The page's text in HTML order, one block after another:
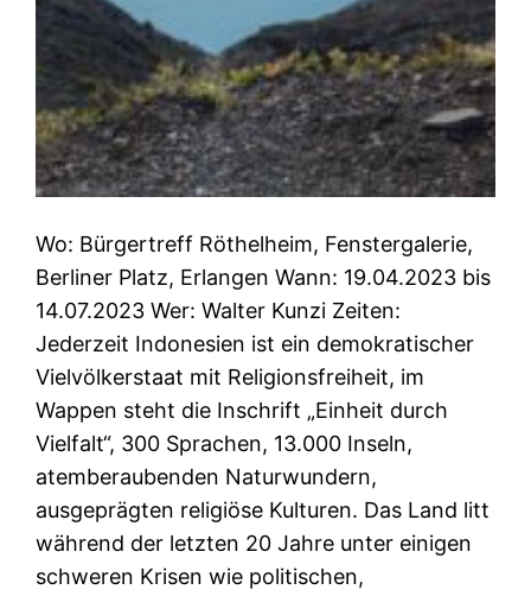
Wo: Bürgertreff Röthelheim, Fenstergalerie,
Berliner Platz, Erlangen Wann: 19.04.2023 bis
14.07.2023 Wer: Walter Kunzi Zeiten:
Jederzeit Indonesien ist ein demokratischer
Vielvölkerstaat mit Religionsfreiheit, im
Wappen steht die Inschrift „Einheit durch
Vielfalt“, 300 Sprachen, 13.000 Inseln,
atemberaubenden Naturwundern,
ausgeprägten religiöse Kulturen. Das Land litt
während der letzten 20 Jahre unter einigen
schweren Krisen wie politischen,